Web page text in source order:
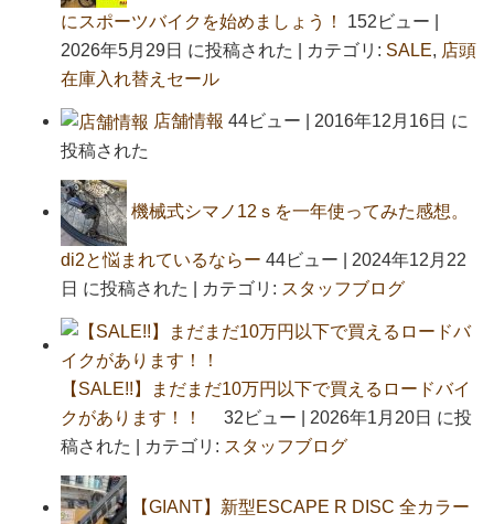
にスポーツバイクを始めましょう！ 152ビュー
2026年5月29日 に投稿された
カテゴリ: SALE, 店頭
在庫入れ替えセール
店舗情報 44ビュー
2016年12月16日 に
投稿された
機械式シマノ12ｓを一年使ってみた感想。
di2と悩まれているならー 44ビュー
2024年12月22
日 に投稿された
カテゴリ: スタッフブログ
【SALE!!】まだまだ10万円以下で買えるロードバイ
クがあります！！
32ビュー
2026年1月20日 に投
稿された
カテゴリ: スタッフブログ
【GIANT】新型ESCAPE R DISC 全カラー